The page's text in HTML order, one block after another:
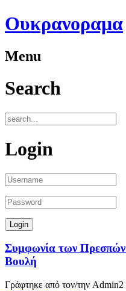
Ουκρανοραμα
Menu
Search
Login
Συμφωνία των
Βουλή
Γράφτηκε από τον/την Admin2